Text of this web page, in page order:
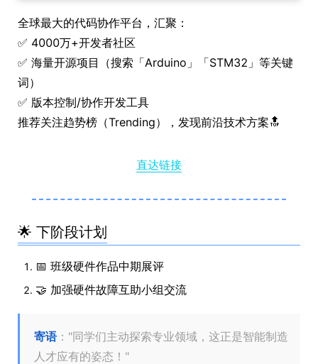
全球最大的代码协作平台，汇聚：
✅ 4000万+开发者社区
✅ 海量开源项目（搜索「Arduino」「STM32」等关键
词）
✅ 版本控制/协作开发工具
推荐关注趋势榜（Trending），发现前沿技术方案🔝
直达链接
🌟 下阶段计划
📅 班级硬件作品中期展评
🤝 加强硬件故障互助小组交流
寄语："同学们主动探索专业领域，这正是智能制造
人才应有的姿态！"